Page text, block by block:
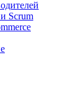
Scrum